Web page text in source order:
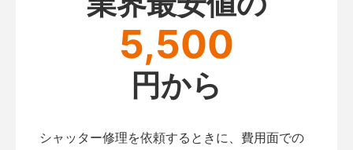
5,500
円から
シャッター修理を依頼するときに、費用面での